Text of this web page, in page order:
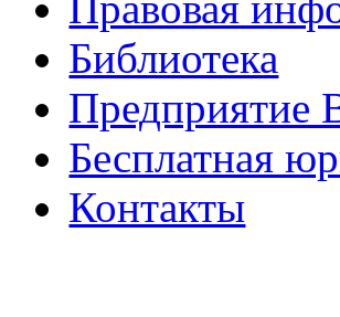
Библиотека
Бесплатная
Контакты